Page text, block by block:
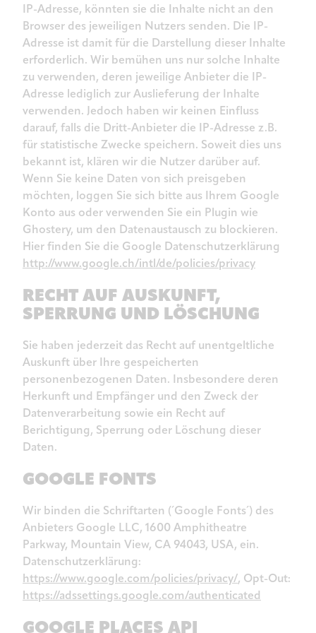
IP-Adresse, könnten sie die Inhalte nicht an den
Browser des jeweiligen Nutzers senden. Die IP-
Adresse ist damit für die Darstellung dieser Inhalte
erforderlich. Wir bemühen uns nur solche Inhalte
zu verwenden, deren jeweilige Anbieter die IP-
Adresse lediglich zur Auslieferung der Inhalte
verwenden. Jedoch haben wir keinen Einfluss
darauf, falls die Dritt-Anbieter die IP-Adresse z.B.
für statistische Zwecke speichern. Soweit dies uns
bekannt ist, klären wir die Nutzer darüber auf.
Wenn Sie keine Daten von sich preisgeben
möchten, loggen Sie sich bitte aus Ihrem Google
Konto aus oder verwenden Sie ein Plugin wie
Ghostery, um den Datenaustausch zu blockieren.
Hier finden Sie die Google Datenschutzerklärung
http://www.google.ch/intl/de/policies/privacy
RECHT AUF AUSKUNFT,
SPERRUNG UND LÖSCHUNG
Sie haben jederzeit das Recht auf unentgeltliche
Auskunft über Ihre gespeicherten
personenbezogenen Daten. Insbesondere deren
Herkunft und Empfänger und den Zweck der
Datenverarbeitung sowie ein Recht auf
Berichtigung, Sperrung oder Löschung dieser
Daten.
GOOGLE FONTS
Wir binden die Schriftarten (´Google Fonts´) des
Anbieters Google LLC, 1600 Amphitheatre
Parkway, Mountain View, CA 94043, USA, ein.
Datenschutzerklärung:
https://www.google.com/policies/privacy/, Opt-Out:
https://adssettings.google.com/authenticated
GOOGLE PLACES API